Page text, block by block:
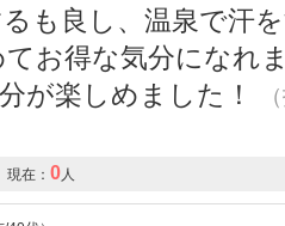
も良し、温泉で汗
お得な気分になれ
が楽しめました！
現在： 0 人